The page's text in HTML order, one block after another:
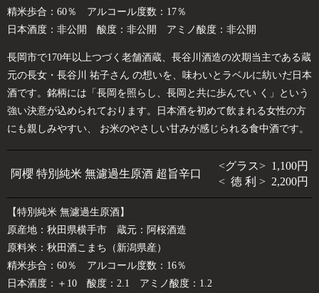
精米歩合：60％ アルコール度数：17％
日本酒度：非公開 酸度：非公開 アミノ酸度：非公開
長岡市で170年以上つづく老舗酒蔵、長谷川酒造の次期当主である蔵
元の長女・長谷川 祐子さん の想いを、味わいとラベルに紡いだ日本
酒です。銘柄には「長岡を照らし、長岡と共に歩んでい く」という
強い決意が込められております。日本酒を初めて飲まれる女性の方
にも親しみやすい、 お米のやさしい甘みが感じられる食中酒です。
阿櫻 特別純米 無濾過生原酒 超旨辛口
<グラス> 1,100円
< 徳 利 > 2,200円
【特別純米 無濾過生原酒】
原産地：秋田県横手市 蔵元：阿桜酒造
原料米：秋田酒こまち（新潟県産）
精米歩合：60％ アルコール度数：16％
日本酒度：＋10 酸度：2.1 アミノ酸度：1.2